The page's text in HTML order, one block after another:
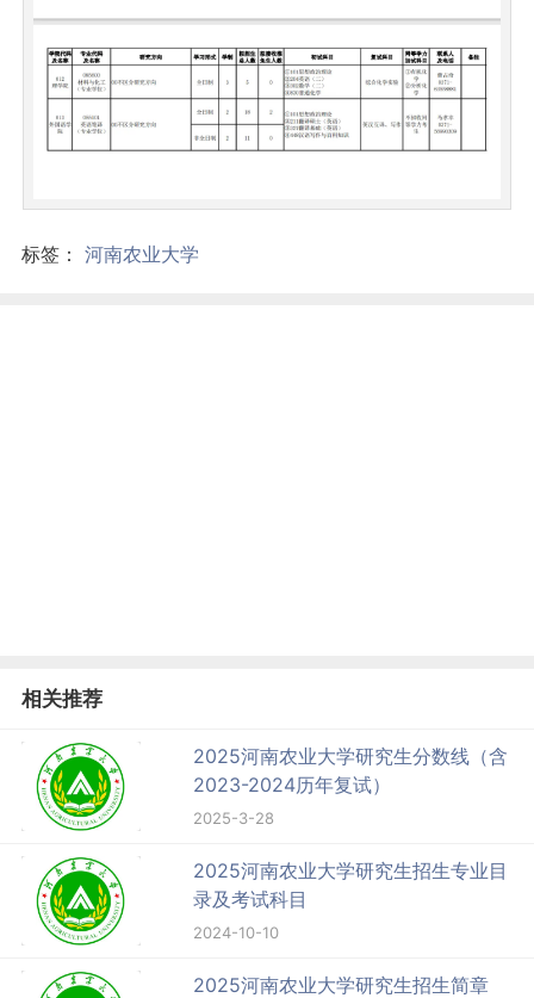
标签： 河南农业大学
相关推荐
2025河南农业大学研究生分数线（含
2023-2024历年复试）
2025-3-28
2025河南农业大学研究生招生专业目
录及考试科目
2024-10-10
2025河南农业大学研究生招生简章